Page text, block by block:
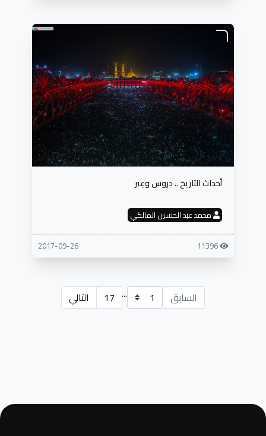
أحداث التاريخ .. دروس وعِبر
محمد عبد الحسين المالكي
السابق ...
17 التالي